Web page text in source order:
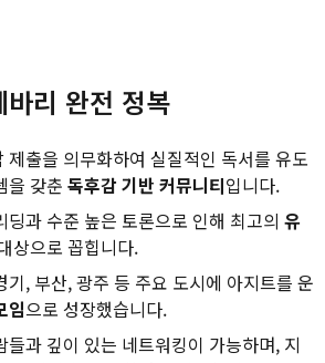
리 완전 정복
제출을 의무화하여 실질적인 독서를 유도
을 갖춘 독후감 기반 커뮤니티입니다.
딩과 수준 높은 토론으로 인해 최고의 유
상으로 꼽힙니다.
기, 부산, 광주 등 주요 도시에 아지트를 운
임으로 성장했습니다.
들과 깊이 있는 네트워킹이 가능하며, 지